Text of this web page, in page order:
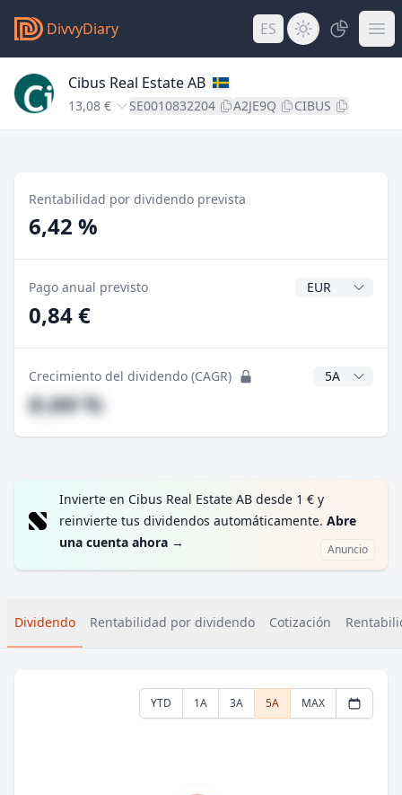
DivvyDiary ES
Cibus Real Estate AB
13,08 € SE0010832204 A2JE9Q CIBUS
Rentabilidad por dividendo prevista
6,42 %
Pago anual previsto Divisa del
0,84 €
Crecimiento del dividendo (CAGR) Años CAGR
#,## %
Invierte en Cibus Real Estate AB desde 1 € y
reinvierte tus dividendos automáticamente. Abre
una cuenta ahora → Anuncio
Dividendo Rentabilidad por dividendo Cotización
YTD 1A 3A 5A MAX